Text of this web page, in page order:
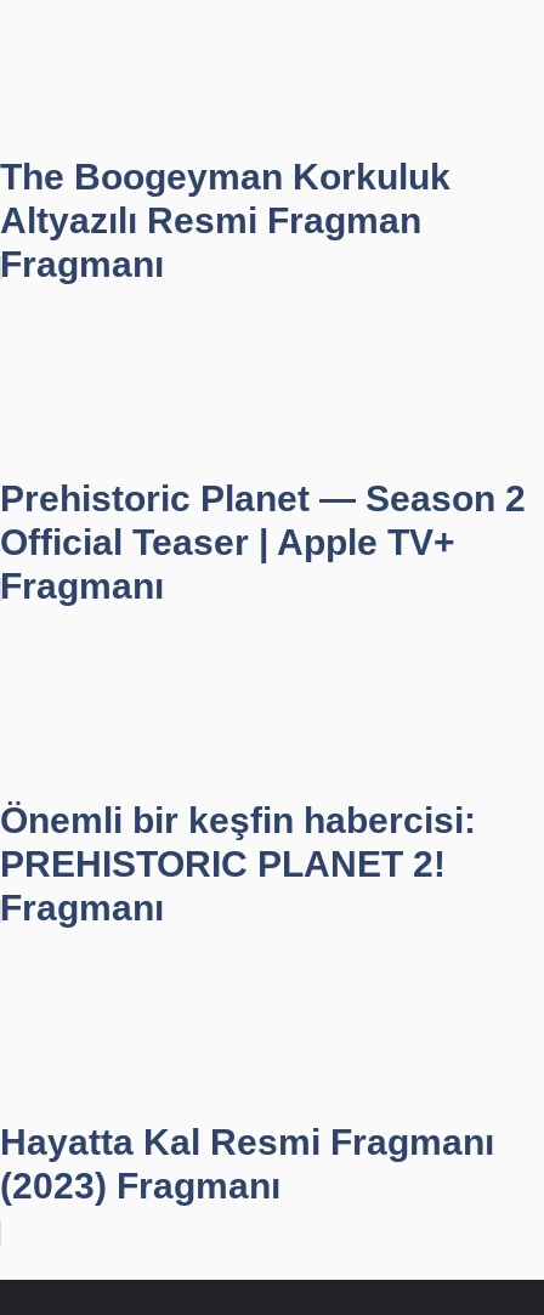
The Boogeyman Korkuluk
Altyazılı Resmi Fragman
Fragmanı
Prehistoric Planet — Season 2
Official Teaser | Apple TV+
Fragmanı
Önemli bir keşfin habercisi:
PREHISTORIC PLANET 2!
Fragmanı
Hayatta Kal Resmi Fragmanı
(2023) Fragmanı